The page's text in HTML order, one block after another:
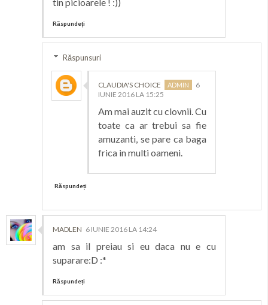
Răspundeți
Răspunsuri
CLAUDIA'S CHOICE
6
IUNIE 2016 LA 15:25
Am mai auzit cu clovnii. Cu
toate ca ar trebui sa fie
amuzanti, se pare ca baga
frica in multi oameni.
Răspundeți
MADLEN 6 IUNIE 2016 LA 14:24
am sa il preiau si eu daca nu e cu
suparare:D :*
Răspundeți